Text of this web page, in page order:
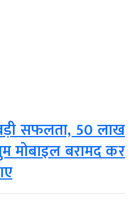
बड़ी सफलता, 50 लाख
बरामद कर